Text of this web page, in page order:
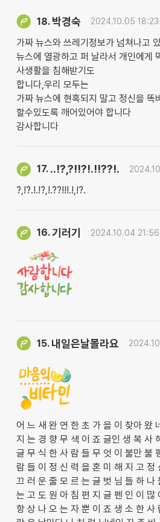
18. 박경숙 2024.10.05 18:23
가짜 뉴스와 쓰레기정보가 넘쳐나고
뉴스에 열광하고 퍼 날라서 개인에게
사생활을 침해받기도
합니다,우리 모두는
가짜 뉴스에 현혹되지 말고 정신을 똑
할수있도록 깨어있어야 합니다
감사합니다
17. ..!?,?!!?!.!!??!.
?,!?.!.!?,!.??!!!.!,!?.
16.기러기 2024.10.04 21:56
15. 내일은날몰라요
어 느 새 완 연 한 초 가 을 이 찾아 왔
지 는 경 향 무 색 이 죠 글인 생 복 사
글 무 식 한 사 람 들 무 엇 이 불만 불
람 들 이 정 신 력 을 혼 미 해 지 고 정
끄 러 운 줄 모 르 는 글 벗 님 들 하 나
는 고 도 원 아 침 편 지 글 펜 인 이 많
항 상 나 오 는 자 뿐 이 죠 생 소 한 사